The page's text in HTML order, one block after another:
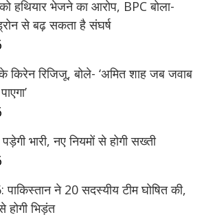
हथियार भेजने का आरोप, BPC बोला-
से बढ़ सकता है संघर्ष
किरेन रिजिजू, बोले- ‘अमित शाह जब जवाब
भारी, नए नियमों से होगी सख्ती
पाकिस्तान ने 20 सदस्यीय टीम घोषित की,
भिड़ंत